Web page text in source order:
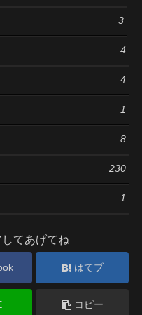
3
4
4
1
8
230
1
てあげてね
はてブ
コピー